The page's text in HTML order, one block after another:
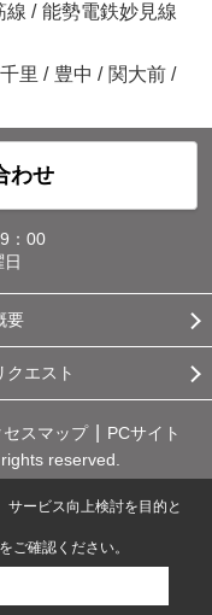
線 / 能勢電鉄妙見線
里 / 豊中 / 関大前 /
わせ
：00
要
クエスト
セスマップ
PCサイト
reserved.
サービス向上検討を目的と
をご確認ください。